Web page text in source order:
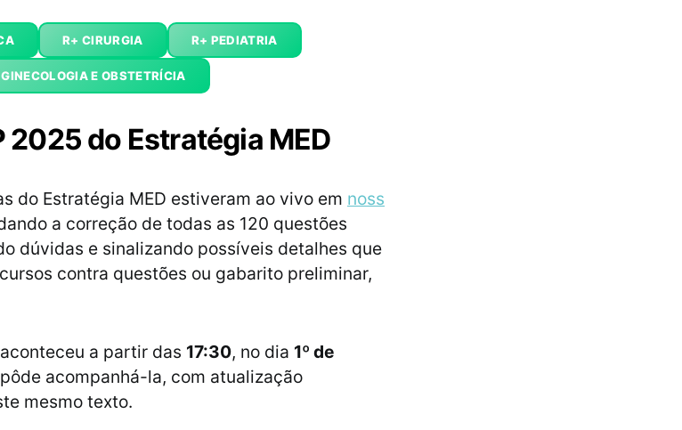
R+ CIRURGIA R+ PEDIATRIA
E OBSTETRÍCIA
2025 do Estratégia MED
do Estratégia MED estiveram ao vivo em noss
a correção de todas as 120 questões
dúvidas e sinalizando possíveis detalhes que
contra questões ou gabarito preliminar,
a partir das 17:30, no dia 1º de
acompanhá-la, com atualização
mesmo texto.